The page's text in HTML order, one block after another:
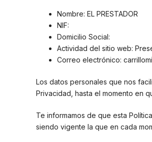
Nombre: EL PRESTADOR
NIF:
Domicilio Social:
Actividad del sitio web:
Correo electrónico:
Los datos personales que nos
Privacidad, hasta el momento en
Te informamos de que esta
siendo vigente la que en cada